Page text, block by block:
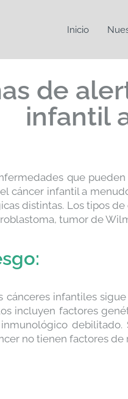
Inicio
de
infantil
que
cáncer infantil a
distintas. Los tipos
tumor de
infantiles
incluyen factores
debilitado.
no tienen factores de